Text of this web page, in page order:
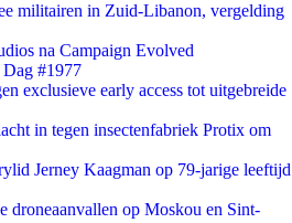
militairen in Zuid-Libanon, vergelding
na Campaign Evolved
Dag #1977
exclusieve early access tot uitgebreide
in tegen insectenfabriek Protix om
Jerney Kaagman op 79-jarige leeftijd
droneaanvallen op Moskou en Sint-